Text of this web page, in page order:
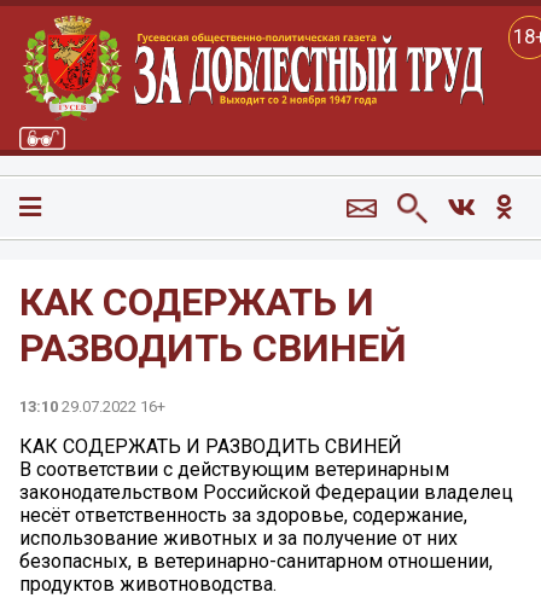
КАК СОДЕРЖАТЬ И
РАЗВОДИТЬ СВИНЕЙ
13:10 29.07.2022 16+
КАК СОДЕРЖАТЬ И РАЗВОДИТЬ СВИНЕЙ
В соответствии с действующим ветеринарным
законодательством Российской Федерации владелец
несёт ответственность за здоровье, содержание,
использование животных и за получение от них
безопасных, в ветеринарно-санитарном отношении,
продуктов животноводства.